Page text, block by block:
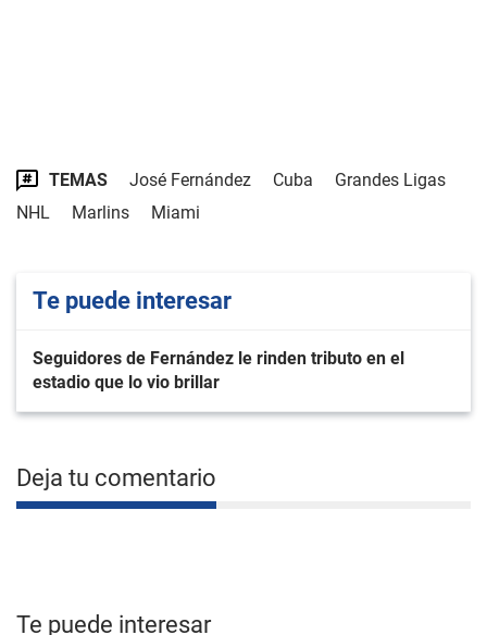
TEMAS José Fernández Cuba
Grandes Ligas
NHL
Marlins Miami
Te puede interesar
Seguidores de Fernández le rinden tributo en el
estadio que lo vio brillar
Deja tu comentario
Te puede interesar